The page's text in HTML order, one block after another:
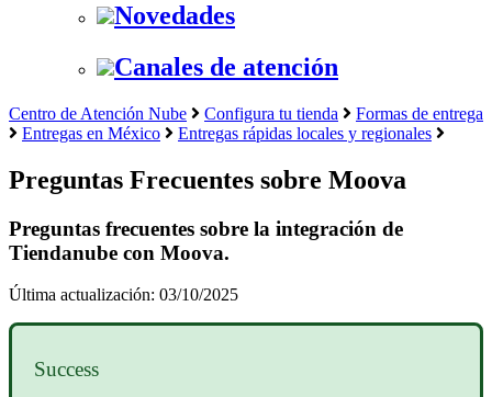
Novedades
Canales de atención
Centro de Atención Nube Configura tu tienda
Formas de entrega
Entregas en México
Entregas rápidas locales y regionales
Preguntas Frecuentes sobre Moova
Preguntas frecuentes sobre la integración de
Tiendanube con Moova.
Última actualización: 03/10/2025
Success